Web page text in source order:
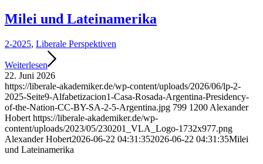
Milei und Lateinamerika
2-2025, Liberale Perspektiven
Weiterlesen
22. Juni 2026
https://liberale-akademiker.de/wp-content/uploads/2026/06/lp-2-
2025-Seite9-Alfabetizacion1-Casa-Rosada-Argentina-Presidency-
of-the-Nation-CC-BY-SA-2-5-Argentina.jpg 799 1200 Alexander
Hobert https://liberale-akademiker.de/wp-
content/uploads/2023/05/230201_VLA_Logo-1732x977.png
Alexander Hobert2026-06-22 04:31:352026-06-22 04:31:35Milei
und Lateinamerika